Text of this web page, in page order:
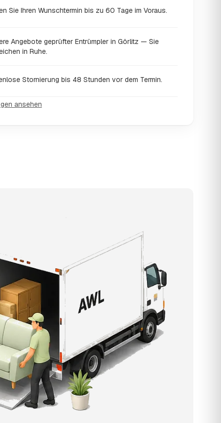
Sie Ihren Wunschtermin bis zu 60 Tage im Voraus.
Angebote geprüfter Entrümpler in Görlitz — Sie
in Ruhe.
Stornierung bis 48 Stunden vor dem Termin.
ansehen